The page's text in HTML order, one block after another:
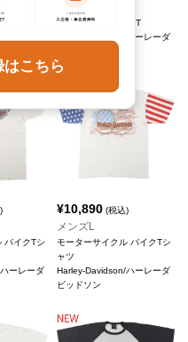
T
ロングTシャツ ロンT
Harley-Davidson/ハーレーダ
バイクTシ
ーレーダ
¥10,890 (税込)
メンズL
モーターサイクル バイクTシ
ャツ
Harley-Davidson/ハーレーダ
ビッドソン
こちら